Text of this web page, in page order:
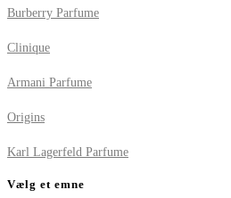
Burberry Parfume
Clinique
Armani Parfume
Origins
Karl Lagerfeld Parfume
Vælg et emne